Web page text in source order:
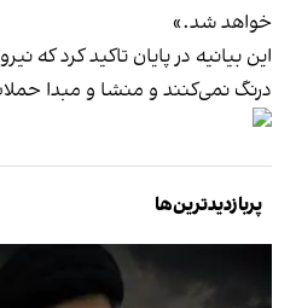
خواهد شد.»
این بیانیه در پایان تاکید کرد
درنگ نمی‌کنند و منشا و مبدا
پربازدیدترین‌ها